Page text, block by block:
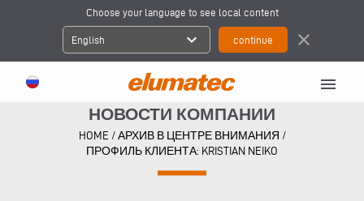
Choose your language to see local content
English expand_more close
menu
НОВОСТИ КОМПАНИИ
HOME / АРХИВ В ЦЕНТРЕ ВНИМАНИЯ /
ПРОФИЛЬ КЛИЕНТА: KRISTIAN NEIKO